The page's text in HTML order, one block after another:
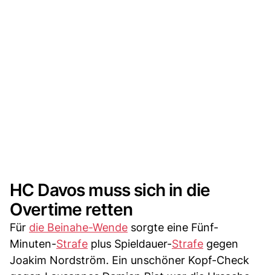
HC Davos muss sich in die
Overtime retten
Für die Beinahe-Wende sorgte eine Fünf-
Minuten-Strafe plus Spieldauer-Strafe gegen
Joakim Nordström. Ein unschöner Kopf-Check